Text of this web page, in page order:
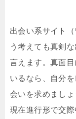
出会い系サイト
う考えても真剣
言えます。真面
いるなら、自分
会いを求めましょ
現在進行形で交